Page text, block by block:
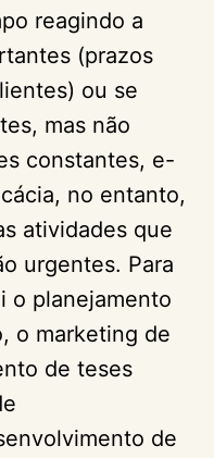
reagindo a
(prazos
ou se
mas não
constantes, e-
no entanto,
atividades que
urgentes. Para
o planejamento
o marketing de
de teses
de